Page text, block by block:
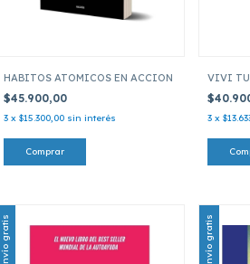
HABITOS ATOMICOS EN ACCION
$45.900,00
3 x $15.300,00 sin interés
VIVI
3 x
Envío gratis Envío gratis